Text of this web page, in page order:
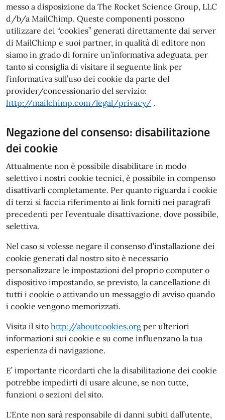
messo a disposizione da The Rocket Science Group, LLC
d/b/a MailChimp. Queste componenti possono
utilizzare dei “cookies” generati direttamente dai server
di MailChimp e suoi partner, in qualità di editore non
siamo in grado di fornire un’informativa adeguata, per
tanto si consiglia di visitare il seguente link per
l’informativa sull’uso dei cookie da parte del
provider/concessionario del servizio:
http://mailchimp.com/legal/privacy/​ .
Negazione del consenso: disabilitazione
dei cookie
Attualmente non è possibile disabilitare in modo
selettivo i nostri cookie tecnici, è possibile in compenso
disattivarli completamente. Per quanto riguarda i cookie
di terzi si faccia riferimento ai link forniti nei paragrafi
precedenti per l’eventuale disattivazione, dove possibile,
selettiva.
Nel caso si volesse negare il consenso d’installazione dei
cookie generati dal nostro sito è necessario
personalizzare le impostazioni del proprio computer o
dispositivo impostando, se previsto, la cancellazione di
tutti i cookie o attivando un messaggio di avviso quando
i cookie vengono memorizzati.
Visita il sito http://aboutcookies.org per ulteriori
informazioni sui cookie e su come influenzano la tua
esperienza di navigazione.
E’ importante ricordarti che la disabilitazione dei cookie
potrebbe impedirti di usare alcune, se non tutte,
funzioni o sezioni del sito.
L'Ente non sarà responsabile di danni subiti dall’utente,